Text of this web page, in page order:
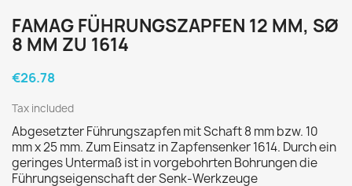
FAMAG FÜHRUNGSZAPFEN 12 MM, SØ
8 MM ZU 1614
€26.78
Tax included
Abgesetzter Führungszapfen mit Schaft 8 mm bzw. 10
mm x 25 mm. Zum Einsatz in Zapfensenker 1614. Durch ein
geringes Untermaß ist in vorgebohrten Bohrungen die
Führungseigenschaft der Senk-Werkzeuge